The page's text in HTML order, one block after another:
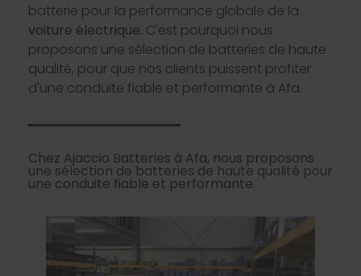
batterie pour la performance globale de la
voiture électrique. C'est pourquoi nous
proposons une sélection de batteries de haute
qualité, pour que nos clients puissent profiter
d'une conduite fiable et performante à Afa.
Chez Ajaccio Batteries à Afa, nous proposons
une sélection de batteries de haute qualité pour
une conduite fiable et performante.